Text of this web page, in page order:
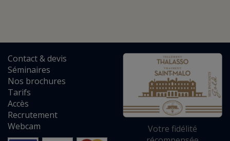
Contact&devis
Séminaires
Nos brochures
Tarifs
Accès
Recrutement
Webcam
Votre fidélité